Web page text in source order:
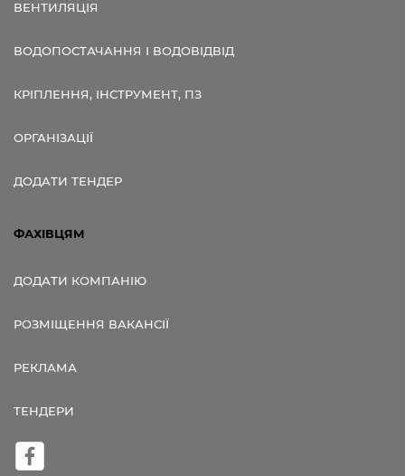
ВЕНТИЛЯЦІЯ
ВОДОПОСТАЧАННЯ І ВОДОВІДВІД
КРІПЛЕННЯ, ІНСТРУМЕНТ, ПЗ
ОРГАНІЗАЦІЇ
ДОДАТИ ТЕНДЕР
ФАХІВЦЯМ
ДОДАТИ КОМПАНІЮ
РОЗМІЩЕННЯ ВАКАНСІЇ
РЕКЛАМА
ТЕНДЕРИ